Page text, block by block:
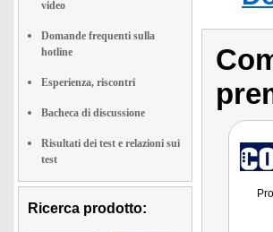
video
Domande frequenti sulla
hotline
Esperienza, riscontri
Bacheca di discussione
Risultati dei test e relazioni sui
test
Ricerca prodotto: